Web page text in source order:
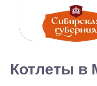
Котлеты в